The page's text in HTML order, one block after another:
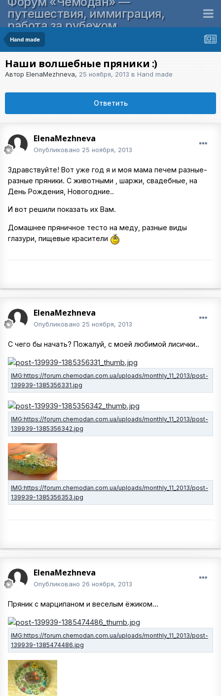
путешествия, иммиграция,
работа за рубежом
Hand made
Наши волшебные пряники :)
Автор ElenaMezhneva, 25 ноября, 2013 в Hand made
Ответить
ElenaMezhneva
Опубликовано 25 ноября, 2013
Здравствуйте! Вот уже год я и моя мама печем разные-
разные пряники. С животными , шаржи, свадебные, на
День Рождения, Новогодние..
И вот решили показать их Вам.
Домашнее пряничное тесто на меду, разные виды
глазури, пищевые красители
ElenaMezhneva
Опубликовано 25 ноября, 2013
С чего бы начать? Пожалуй, с моей любимой лисички..
ElenaMezhneva
Опубликовано 26 ноября, 2013
Пряник с марципаном и веселым ёжиком...